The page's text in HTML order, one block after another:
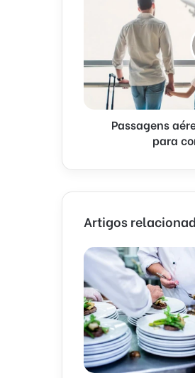
Passagens
para
Artigos